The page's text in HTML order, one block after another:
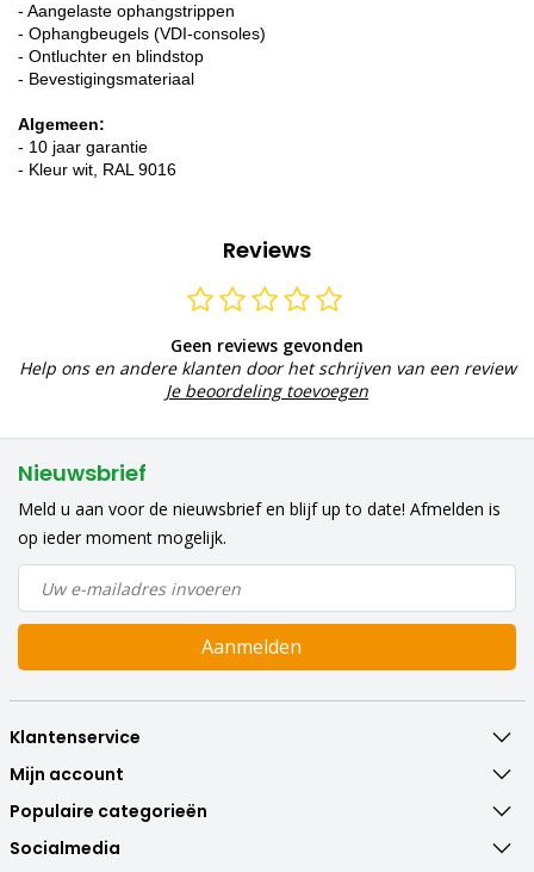
- Aangelaste ophangstrippen
- Ophangbeugels (VDI-consoles)
- Ontluchter en blindstop
- Bevestigingsmateriaal
Algemeen:
- 10 jaar garantie
- Kleur wit, RAL 9016
Reviews
Geen reviews gevonden
Help ons en andere klanten door het schrijven van een review
Je beoordeling toevoegen
Nieuwsbrief
Meld u aan voor de nieuwsbrief en blijf up to date! Afmelden is
op ieder moment mogelijk.
Aanmelden
Klantenservice
Mijn account
Populaire categorieën
Socialmedia